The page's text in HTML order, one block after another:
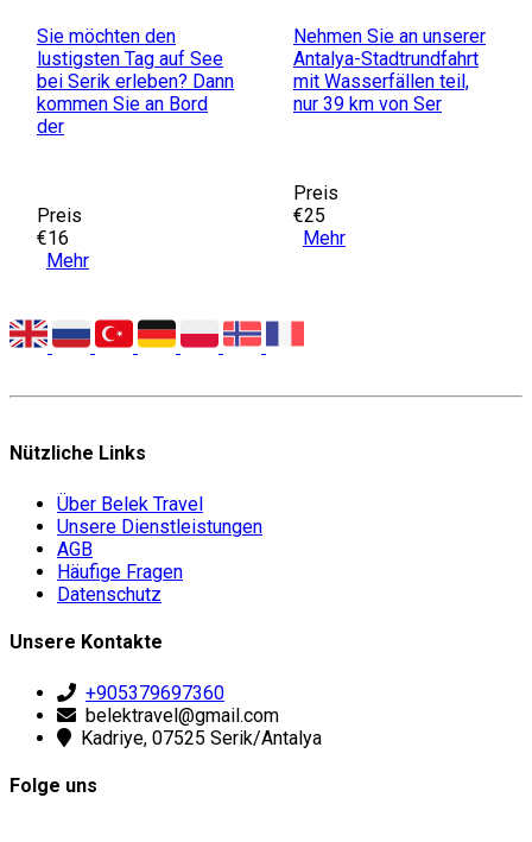
Sie möchten den
lustigsten Tag auf See
bei Serik erleben? Dann
kommen Sie an Bord
der
Preis
€16
Mehr
Nehmen Sie an unserer
Antalya-Stadtrundfahrt
mit Wasserfällen teil,
nur 39 km von Ser
Preis
€25
Mehr
Nützliche Links
Über Belek Travel
Unsere Dienstleistungen
AGB
Häufige Fragen
Datenschutz
Unsere Kontakte
+905379697360
belektravel@gmail.com
Kadriye, 07525 Serik/Antalya
Folge uns